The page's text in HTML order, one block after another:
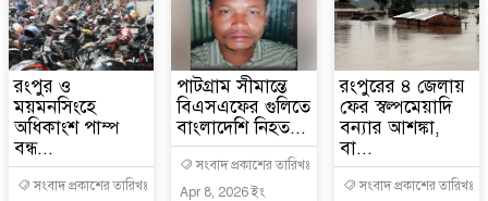
রংপুর ও
ময়মনসিংহে
অধিকাংশ পাম্প
বন্ধ...
সংবাদ প্রকাশের তারিখঃ
পাটগ্রাম সীমান্তে
বিএসএফের গুলিতে
বাংলাদেশি নিহত...
সংবাদ প্রকাশের তারিখঃ
Apr 8, 2026 ইং
রংপুরের ৪ জেলায়
ফের স্বল্পমেয়াদি
বন্যার আশঙ্কা,
বা...
সংবাদ প্রকাশের তারিখঃ